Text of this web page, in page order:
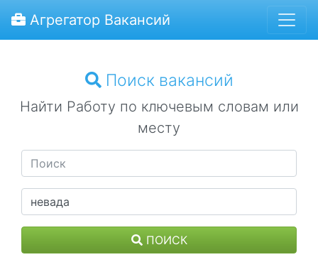
Агрегатор Вакансий
Поиск вакансий
Найти Работу по ключевым словам или
месту
ПОИСК